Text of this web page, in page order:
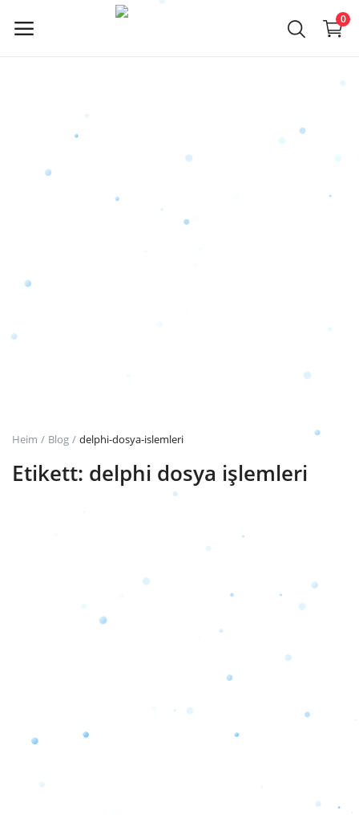
0
Wunschzettel
Registrieren
German TRY (₺)
Heim Blog delphi-dosya-islemleri
Etikett: delphi dosya işlemleri